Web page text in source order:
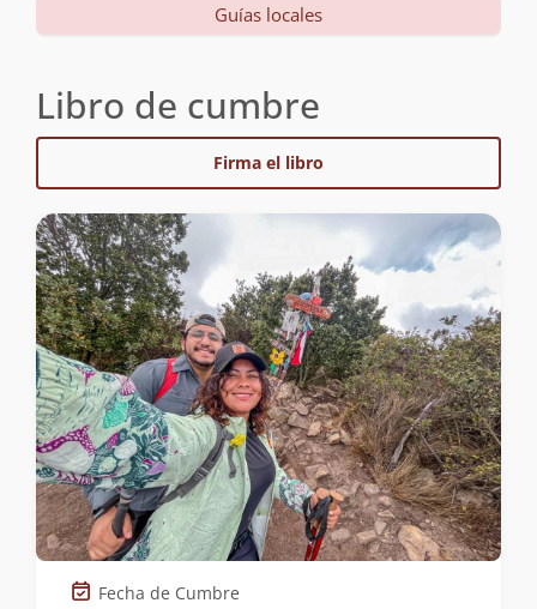
Guías locales
Libro de cumbre
Firma el libro
Fecha de Cumbre